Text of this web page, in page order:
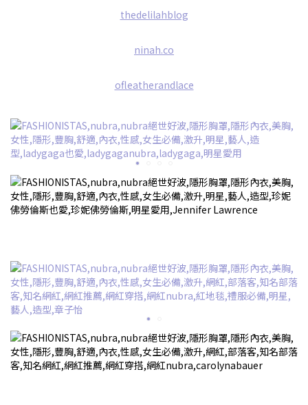
thedelilahblog
ninah.co
ofleatherandlace